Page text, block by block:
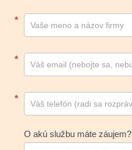
Kontakt
footer
*
*
*
O akú službu máte záujem?